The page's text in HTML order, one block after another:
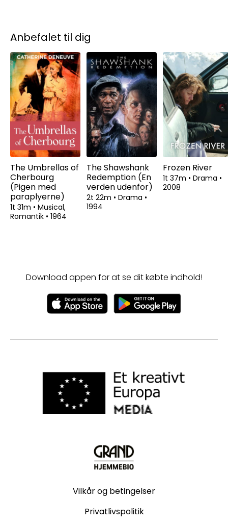
Anbefalet til dig
The Umbrellas of
Cherbourg
(Pigen med
paraplyerne)
1t 31m • Musical,
Romantik • 1964
The Shawshank
Redemption (En
verden udenfor)
2t 22m • Drama •
1994
Frozen River
1t 37m • Drama •
2008
Download appen for at se dit købte indhold!
Vilkår og betingelser
Privatlivspolitik